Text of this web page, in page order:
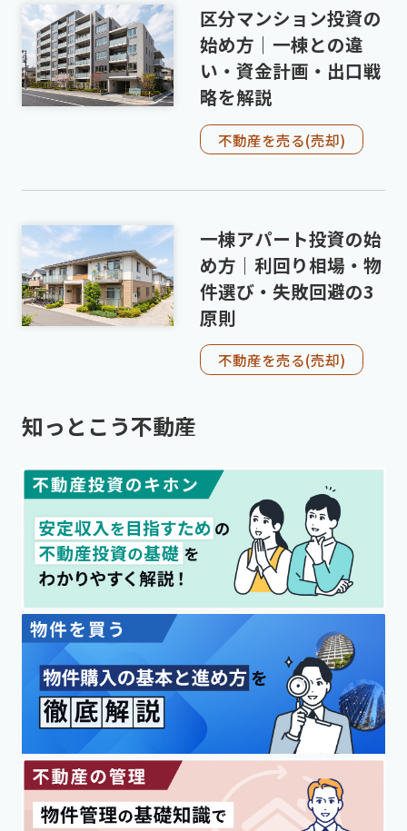
区分マンション投資の
始め方｜一棟との違
い・資金計画・出口戦
略を解説
不動産を売る(売却)
一棟アパート投資の始
め方｜利回り相場・物
件選び・失敗回避の3
原則
不動産を売る(売却)
知っとこう不動産